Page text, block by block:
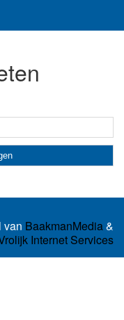
van BaakmanMedia&
Internet Services